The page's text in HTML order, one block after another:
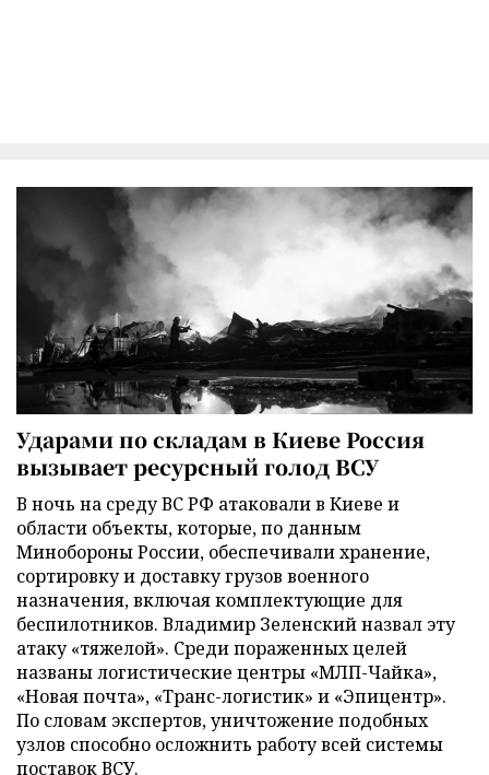
Ударами по складам в Киеве Россия
вызывает ресурсный голод ВСУ
В ночь на среду ВС РФ атаковали в Киеве и
области объекты, которые, по данным
Минобороны России, обеспечивали хранение,
сортировку и доставку грузов военного
назначения, включая комплектующие для
беспилотников. Владимир Зеленский назвал эту
атаку «тяжелой». Среди пораженных целей
названы логистические центры «МЛП-Чайка»,
«Новая почта», «Транс-логистик» и «Эпицентр».
По словам экспертов, уничтожение подобных
узлов способно осложнить работу всей системы
поставок ВСУ.